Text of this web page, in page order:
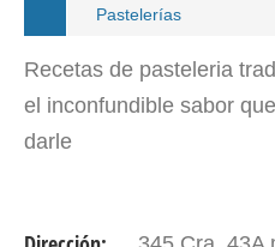
Pastelerías
Recetas de pasteleria
el inconfundible sabor
darle